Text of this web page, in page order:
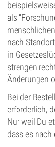
als
nach
in
strengen
Änderungen
Bei der
erforderlich,
Nur weil Du
dass es nach